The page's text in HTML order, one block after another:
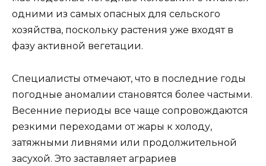
одними из самых опасных для сельского
хозяйства, поскольку растения уже входят в
фазу активной вегетации.
Специалисты отмечают, что в последние годы
погодные аномалии становятся более частыми.
Весенние периоды все чаще сопровождаются
резкими переходами от жары к холоду,
затяжными ливнями или продолжительной
засухой. Это заставляет аграриев